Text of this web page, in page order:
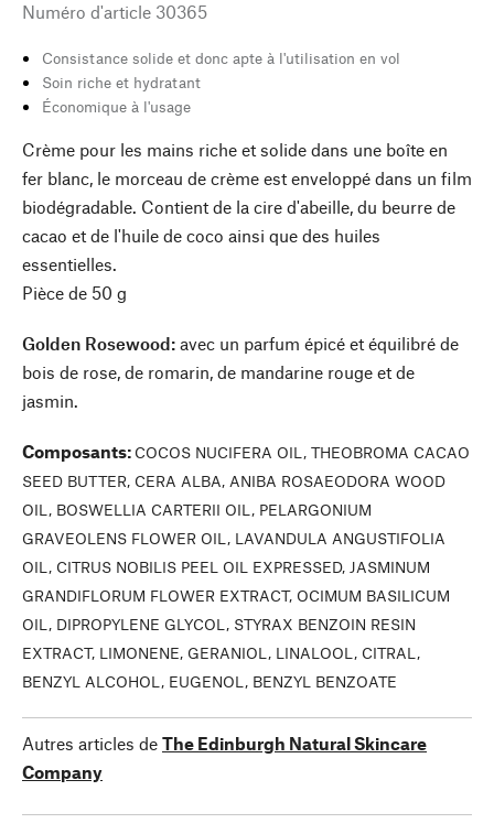
Numéro d'article 30365
Consistance solide et donc apte à l'utilisation en vol
Soin riche et hydratant
Économique à l'usage
Crème pour les mains riche et solide dans une boîte en
fer blanc, le morceau de crème est enveloppé dans un film
biodégradable. Contient de la cire d'abeille, du beurre de
cacao et de l'huile de coco ainsi que des huiles
essentielles.
Pièce de 50 g
Golden Rosewood: avec un parfum épicé et équilibré de
bois de rose, de romarin, de mandarine rouge et de
jasmin.
Composants: COCOS NUCIFERA OIL, THEOBROMA CACAO
SEED BUTTER, CERA ALBA, ANIBA ROSAEODORA WOOD
OIL, BOSWELLIA CARTERII OIL, PELARGONIUM
GRAVEOLENS FLOWER OIL, LAVANDULA ANGUSTIFOLIA
OIL, CITRUS NOBILIS PEEL OIL EXPRESSED, JASMINUM
GRANDIFLORUM FLOWER EXTRACT, OCIMUM BASILICUM
OIL, DIPROPYLENE GLYCOL, STYRAX BENZOIN RESIN
EXTRACT, LIMONENE, GERANIOL, LINALOOL, CITRAL,
BENZYL ALCOHOL, EUGENOL, BENZYL BENZOATE
Autres articles de The Edinburgh Natural Skincare
Company